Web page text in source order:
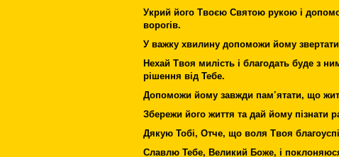
Укрий його Твоєю Святою рукою і
ворогів.
У важку хвилину допоможи йому
Нехай Твоя милість і благодать буде з
рішення від Тебе.
Допоможи йому завжди пам’ятати, що
Збережи його життя та дай йому пізнати
Дякую Тобі, Отче, що воля Твоя
Славлю Тебе, Великий Боже, і